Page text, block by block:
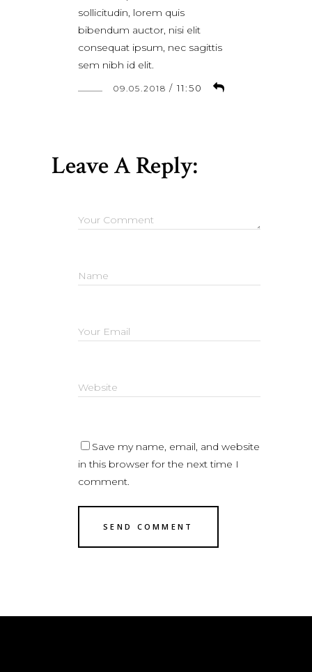
sollicitudin, lorem quis
bibendum auctor, nisi elit
consequat ipsum, nec sagittis
sem nibh id elit.
09.05.2018 / 11:50
Leave A Reply:
Save my name, email, and website
in this browser for the next time I
comment.